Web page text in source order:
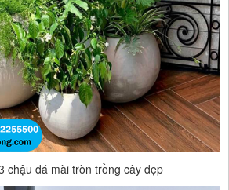
chậu đá mài tròn trồng cây đẹp